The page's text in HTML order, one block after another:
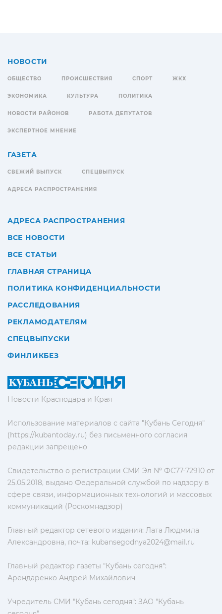
Новости Краснодара и Края
Использование материалов с сайта "Кубань Сегодня"
(https://kubantoday.ru) без письменного согласия
редакции запрещено
Свидетельство о регистрации СМИ Эл № ФС77-72910 от
25.05.2018, выдано Федеральной службой по надзору в
сфере связи, информационных технологий и массовых
коммуникаций (Роскомнадзор)
Главный редактор сетевого издания: Лата Людмила
Александровна, почта: kubansegodnya2024@mail.ru
Главный редактор газеты "Кубань сегодня":
Арендаренко Андрей Михайлович
Учредитель СМИ "Кубань сегодня": ЗАО "Кубань
НОВОСТИ
ОБЩЕСТВО ПРОИСШЕСТВИЯ СПОРТ ЖКХ
ЭКОНОМИКА КУЛЬТУРА ПОЛИТИКА
НОВОСТИ РАЙОНОВ РАБОТА ДЕПУТАТОВ
ЭКСПЕРТНОЕ МНЕНИЕ
ГАЗЕТА
СВЕЖИЙ ВЫПУСК СПЕЦВЫПУСК
АДРЕСА РАСПРОСТРАНЕНИЯ
АДРЕСА РАСПРОСТРАНЕНИЯ
ВСЕ НОВОСТИ
ВСЕ СТАТЬИ
ГЛАВНАЯ СТРАНИЦА
ПОЛИТИКА КОНФИДЕНЦИАЛЬНОСТИ
РАССЛЕДОВАНИЯ
РЕКЛАМОДАТЕЛЯМ
СПЕЦВЫПУСКИ
ФИНЛИКБЕЗ